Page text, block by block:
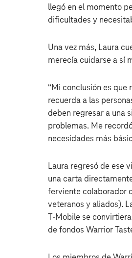
llegó en el momento
dificultades y
Una vez más, Laura
merecía cuidarse a sí
“Mi conclusión es que
recuerda a las
deben regresar a una
problemas. Me
necesidades más
Laura regresó de ese
una carta
ferviente colaborador
veteranos y aliados).
T‑Mobile se
de fondos Warrior